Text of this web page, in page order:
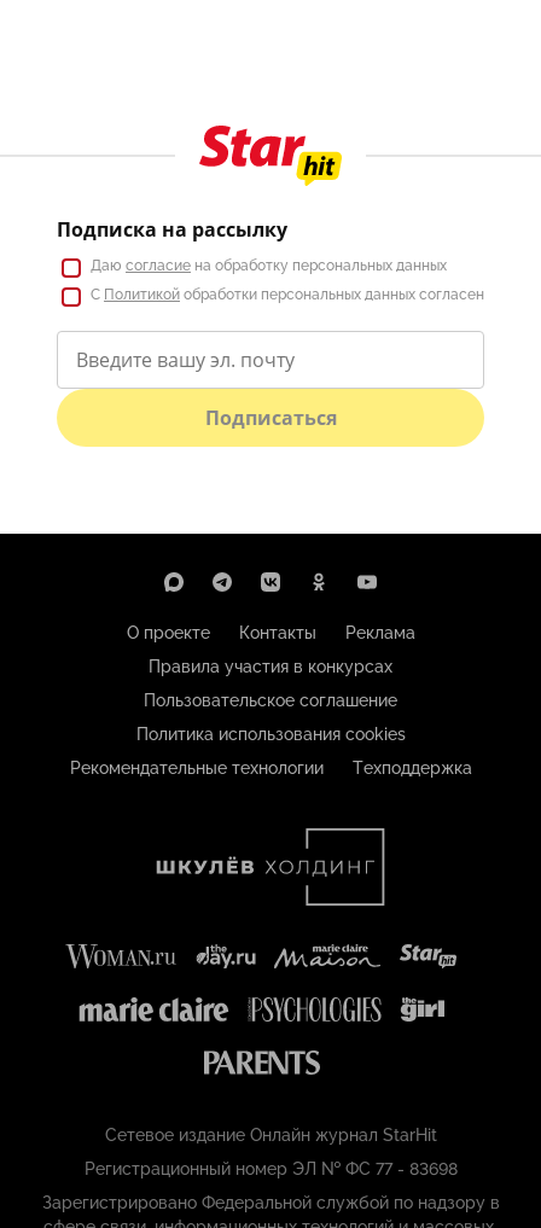
Подписка на рассылку
Даю согласие на обработку персональных данных
С Политикой обработки персональных данных согласен
Подписаться
О проекте Контакты
Реклама
Правила участия в конкурсах
Пользовательское соглашение
Политика использования cookies
Рекомендательные технологии
Техподдержка
Сетевое издание Онлайн журнал StarHit
Регистрационный номер ЭЛ № ФС 77 - 83698
Зарегистрировано Федеральной службой по надзору в